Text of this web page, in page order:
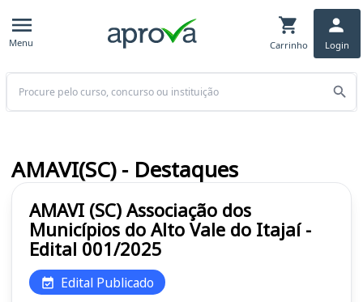
Menu Carrinho Login
Buscar
AMAVI (SC) Associação dos
Municípios do Alto Vale do Itajaí -
Edital 001/2025
Edital Publicado
AMAVI(SC) - Destaques